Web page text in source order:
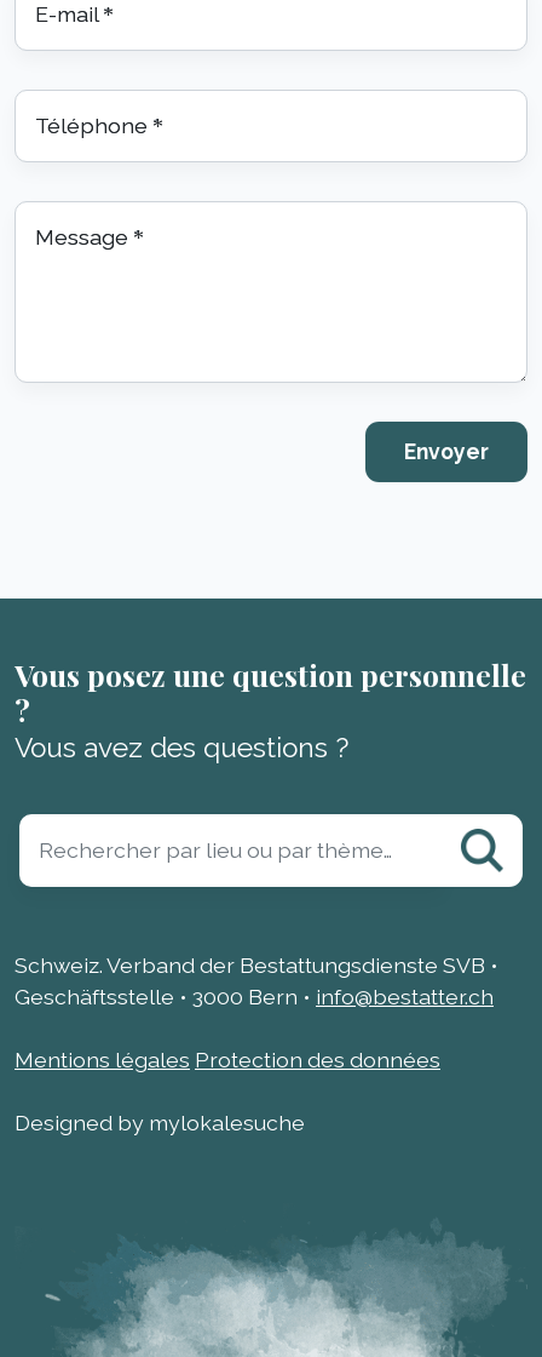
E-mail *
Téléphone *
Message *
Vous posez une question personnelle
?
Vous avez des questions ?
Schweiz. Verband der Bestattungsdienste SVB •
Geschäftsstelle • 3000 Bern • info@bestatter.ch
Mentions légales Protection des données
Designed by mylokalesuche